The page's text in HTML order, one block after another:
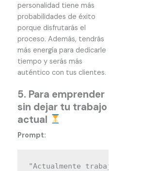
personalidad tiene más
probabilidades de éxito
porque disfrutarás el
proceso. Además, tendrás
más energía para dedicarle
tiempo y serás más
auténtico con tus clientes.
5. Para emprender
sin dejar tu trabajo
actual
Prompt: